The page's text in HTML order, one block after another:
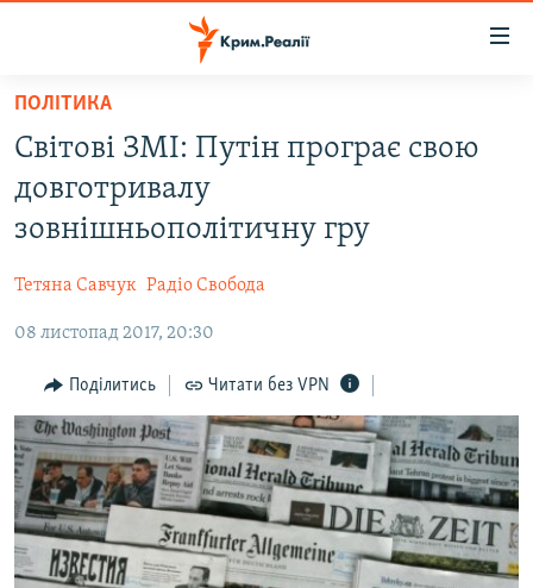
Перейти
основного
матеріалу
Перейти
до
основної
Перейти
пошуку
ВІДЕО ТА ФОТО
БЛОГИ
ПОГЛЯД
ІНТЕРВ'Ю
ВСЕ ЗА ДЕНЬ
СПЕЦПРОЕКТИ
ДЕПОРТАЦІЯ
ВІДЕОУРОКИ «ELIFBE»
ЯК ОБІЙТИ БЛОКУВАННЯ
Русский
ПОЛІТИКА
Світові ЗМІ: Путін програє свою
довготривалу
зовнішньополітичну гру
Тетяна Савчук Радіо Свобода
08 листопад 2017, 20:30
Поділитись Читати без VPN